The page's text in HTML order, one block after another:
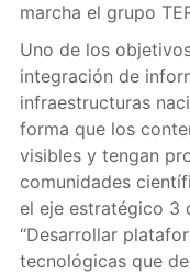
marcha el grupo
Uno de los
integración de
infraestructuras
forma que los
visibles y tengan
comunidades
el eje estratégico 3
“Desarrollar
tecnológicas que